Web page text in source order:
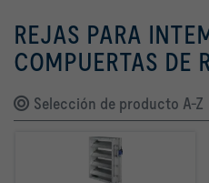
REJAS PARA
COMPUERTAS DE
Selección de producto A-Z